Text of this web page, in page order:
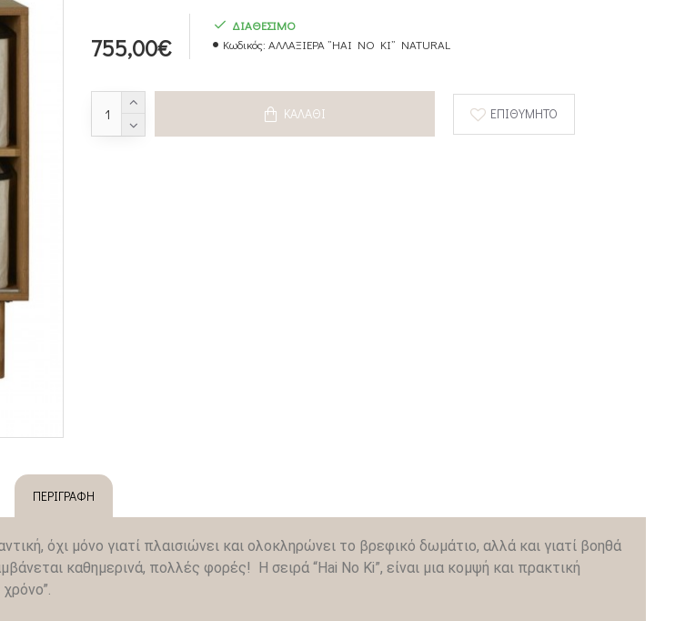
755,00€
ΔΙΑΘΕΣΙΜΟ
Κωδικός: ΑΛΛΑΞΙΕΡΑ ”HAI NO KI” NATURAL
ΚΑΛΆΘΙ ΕΠΙΘΥΜΗΤΌ
ΠΕΡΙΓΡΑΦΉ
όχι μόνο γιατί πλαισιώνει και ολοκληρώνει το βρεφικό δωμάτιο, αλλά και γιατί βοηθά
καθημερινά, πολλές φορές! Η σειρά “Hai No Ki”, είναι μια κομψή και πρακτική